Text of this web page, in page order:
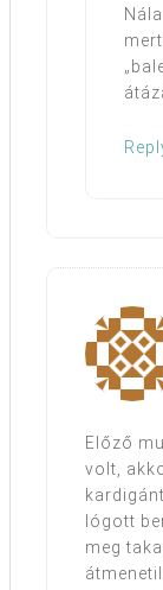
Előző
volt,
lógott
meg